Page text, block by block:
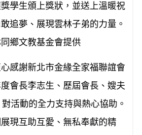
學生頒上獎狀，並送上溫暖祝
追夢、展現雲林子弟的力量。
鄉文教基金會提供
感謝新北市金緣全家福聯誼會
會長李志生、歷屆會長、嫂夫
活動的全力支持與熱心協助。
現互助互愛、無私奉獻的精